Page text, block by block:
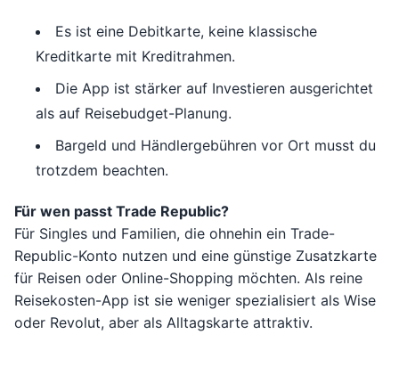
Es ist eine Debitkarte, keine klassische
Kreditkarte mit Kreditrahmen.
Die App ist stärker auf Investieren ausgerichtet
als auf Reisebudget-Planung.
Bargeld und Händlergebühren vor Ort musst du
trotzdem beachten.
Für wen passt Trade Republic?
Für Singles und Familien, die ohnehin ein Trade-
Republic-Konto nutzen und eine günstige Zusatzkarte
für Reisen oder Online-Shopping möchten. Als reine
Reisekosten-App ist sie weniger spezialisiert als Wise
oder Revolut, aber als Alltagskarte attraktiv.